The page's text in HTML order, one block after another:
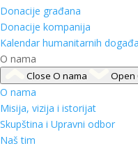
Donacije građana
Donacije kompanija
Kalendar humanitarnih
O nama
Close O nama Open
O nama
Misija, vizija i istorijat
Skupština i Upravni odbor
Naš tim